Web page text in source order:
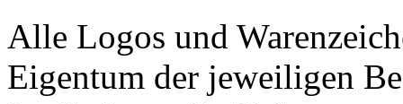
Alle Logos und
Eigentum der jeweiligen